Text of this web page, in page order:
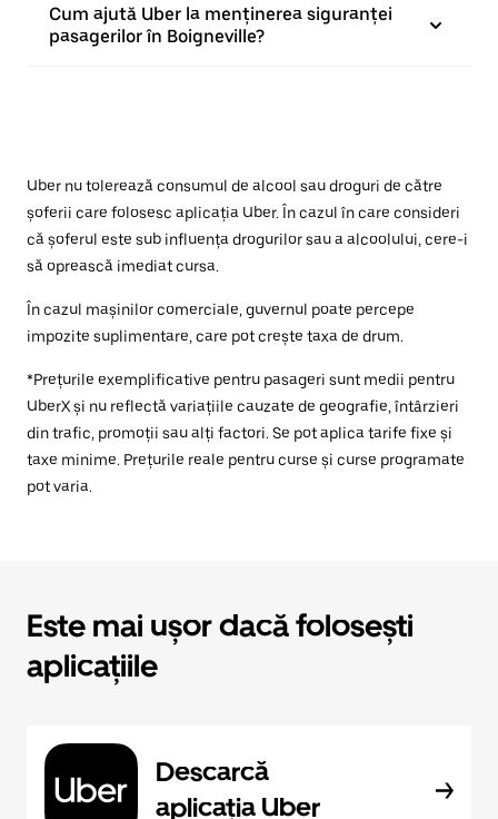
Cum ajută Uber la menținerea siguranței
pasagerilor în Boigneville?
Uber nu tolerează consumul de alcool sau droguri de către
șoferii care folosesc aplicația Uber. În cazul în care consideri
că șoferul este sub influența drogurilor sau a alcoolului, cere-i
să oprească imediat cursa.
În cazul mașinilor comerciale, guvernul poate percepe
impozite suplimentare, care pot crește taxa de drum.
*Prețurile exemplificative pentru pasageri sunt medii pentru
UberX și nu reflectă variațiile cauzate de geografie, întârzieri
din trafic, promoții sau alți factori. Se pot aplica tarife fixe și
taxe minime. Prețurile reale pentru curse și curse programate
pot varia.
Este mai ușor dacă folosești
aplicațiile
Descarcă
aplicația Uber